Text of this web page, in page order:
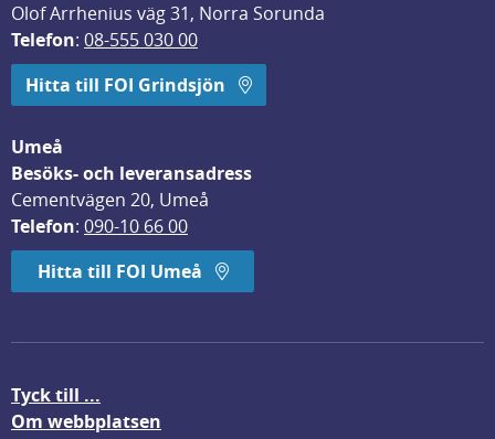
Olof Arrhenius väg 31, Norra Sorunda
Telefon: 08-555 030 00
Hitta till FOI Grindsjön
Umeå
Besöks- och leveransadress
Cementvägen 20, Umeå
Telefon: 090-10 66 00
Hitta till FOI Umeå
Tyck till ...
Om webbplatsen